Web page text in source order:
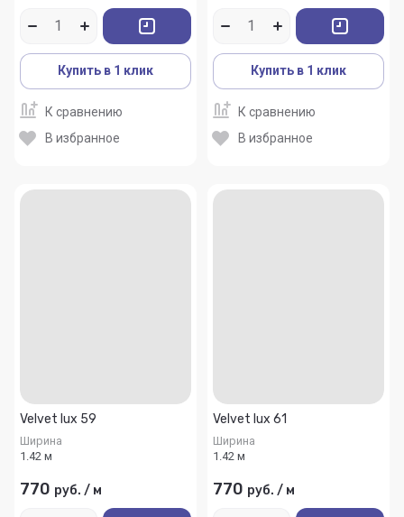
Купить в 1 клик
К сравнению
В избранное
Купить в 1 клик
К сравнению
В избранное
Velvet lux 59
Ширина
1.42 м
770 руб. / м
Velvet lux 61
Ширина
1.42 м
770 руб. / м